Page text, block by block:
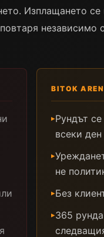
Изплащането
независимо
BITOK
▸Рундът
всеки ден
▸
не
▸Без
▸365